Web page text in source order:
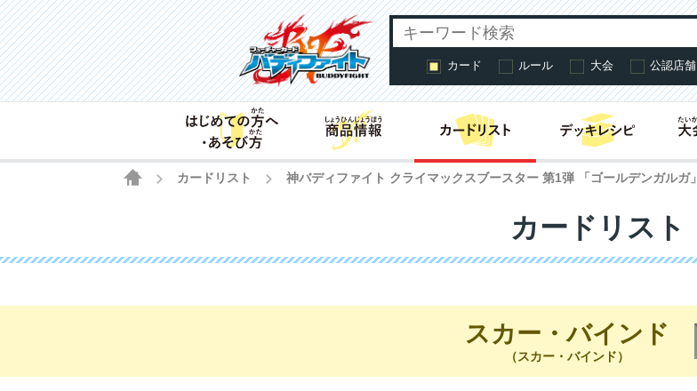
カード ルール 大会 公認店舗
HOME
カードリスト 神バディファイト クライマックスブースター 第1弾 「ゴールデンガルガ」
カードリスト
スカー・バインド
（スカー・バインド）